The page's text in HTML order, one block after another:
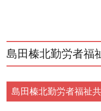
島田榛北勤労者福
島田榛北勤労者福祉